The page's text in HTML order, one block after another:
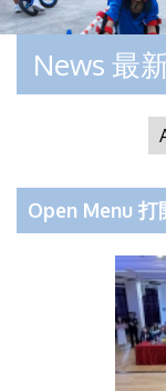
News 最
Open Menu 打